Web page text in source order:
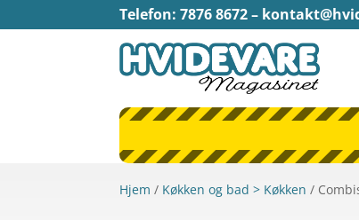
Telefon: 7876 8672 –
Hjem / Køkken og bad > Køkken /